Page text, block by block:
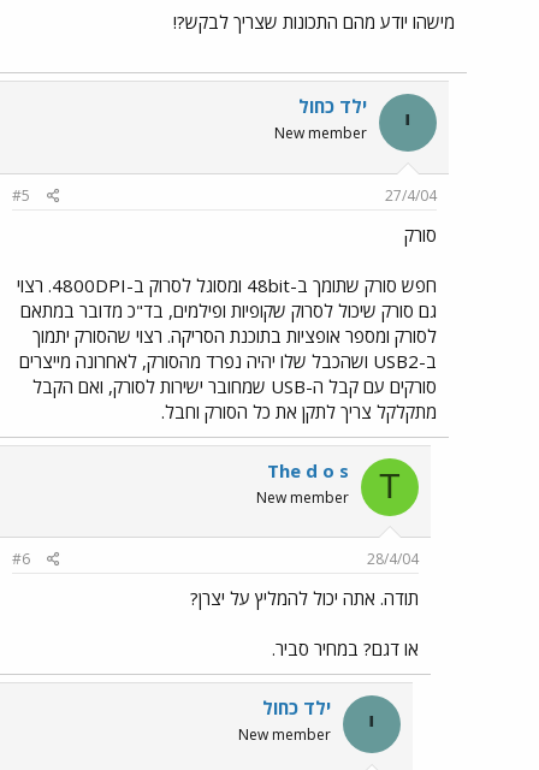
מישהו יודע מהם התכונות שצריך לבקש?!
י ילד כחול
New member
27/4/04
#5
סורק
חפש סורק שתומך ב-48bit ומסוגל לסרוק ב-4800DPI. רצוי
גם סורק שיכול לסרוק שקופיות ופילמים, בד"כ מדובר במתאם
לסורק ומספר אופציות בתוכנת הסריקה. רצוי שהסורק יתמוך
ב-USB2 ושהכבל שלו יהיה נפרד מהסורק, לאחרונה מייצרים
סורקים עם קבל ה-USB שמחובר ישירות לסורק, ואם הקבל
מתקלקל צריך לתקן את כל הסורק וחבל.
T
The d o s
New member
28/4/04
#6
תודה. אתה יכול להמליץ על יצרן?
או דגם? במחיר סביר.
י ילד כחול
New member